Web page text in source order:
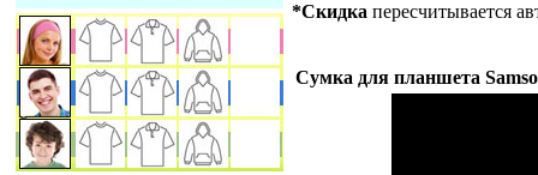
*Скидка пересчитывается
Сумка для планшета